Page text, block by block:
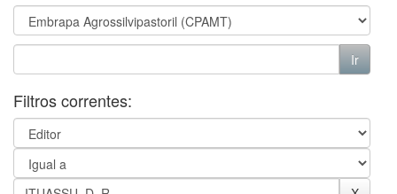
Filtros correntes: